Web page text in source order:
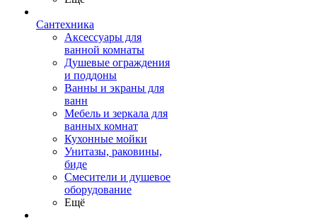
Сантехника
Аксессуары для
ванной комнаты
Душевые ограждения
и поддоны
Ванны и экраны для
ванн
Мебель и зеркала для
ванных комнат
Кухонные мойки
Унитазы, раковины,
биде
Смесители и душевое
оборудование
Ещё